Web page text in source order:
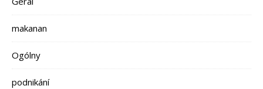
makanan
Ogólny
podnikání